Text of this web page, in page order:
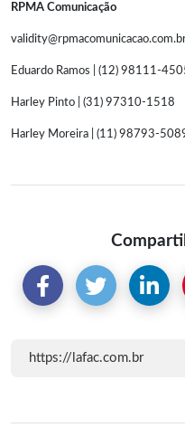
RPMA Comunicação
Eduardo Ramos | (12) 98111-
Harley Pinto | (31) 97310-1518
Harley Moreira | (11) 98793-